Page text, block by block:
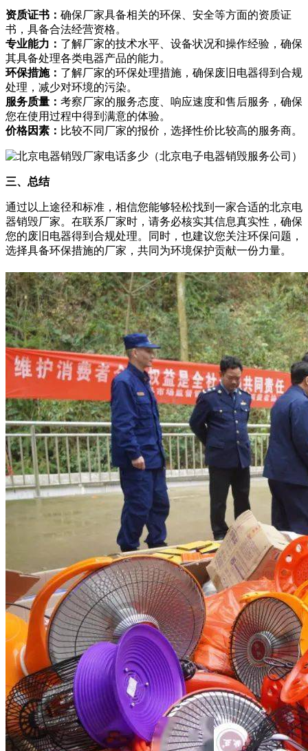
资质证书： 确保厂家具备相关的环保、安全等方面的资质证
书，具备合法经营资格。
专业能力： 了解厂家的技术水平、设备状况和操作经验，确保
其具备处理各类电器产品的能力。
环保措施： 了解厂家的环保处理措施，确保废旧电器得到合规
处理，减少对环境的污染。
服务质量： 考察厂家的服务态度、响应速度和售后服务，确保
您在使用过程中得到满意的体验。
价格因素： 比较不同厂家的报价，选择性价比较高的服务商。
三、总结
通过以上途径和标准，相信您能够轻松找到一家合适的北京电
器销毁厂家。在联系厂家时，请务必核实其信息真实性，确保
您的废旧电器得到合规处理。同时，也建议您关注环保问题，
选择具备环保措施的厂家，共同为环境保护贡献一份力量。